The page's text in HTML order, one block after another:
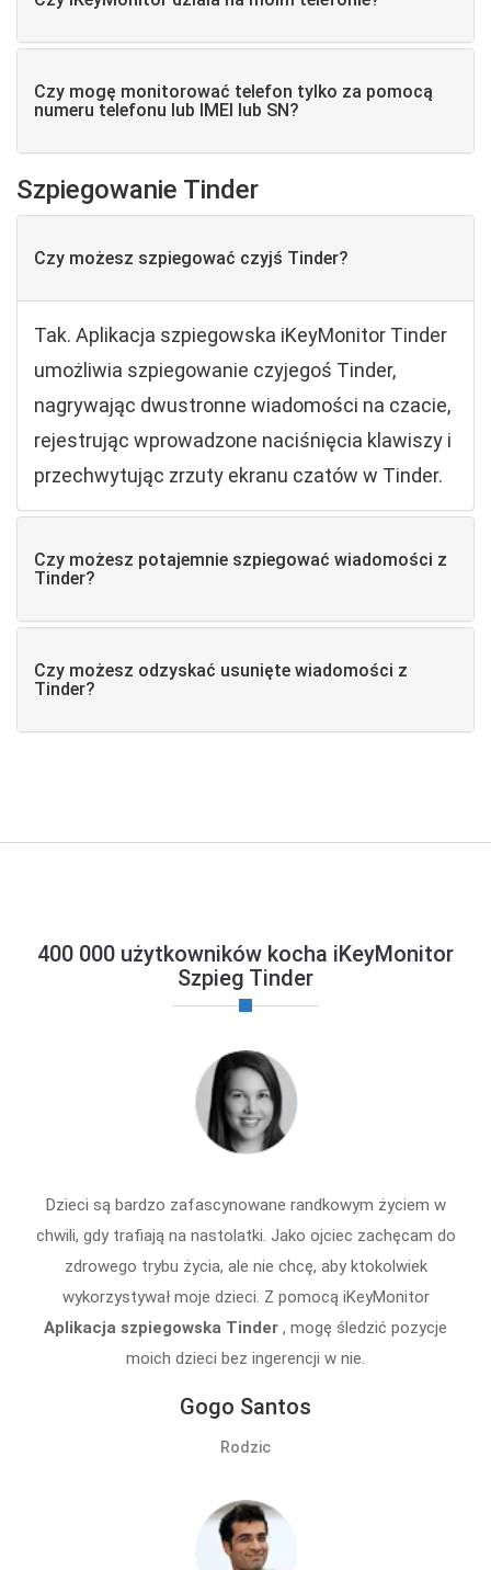
Czy mogę monitorować telefon tylko za pomocą
numeru telefonu lub IMEI lub SN?
Szpiegowanie Tinder
Czy możesz szpiegować czyjś Tinder?
Tak. Aplikacja szpiegowska iKeyMonitor Tinder
umożliwia szpiegowanie czyjegoś Tinder,
nagrywając dwustronne wiadomości na czacie,
rejestrując wprowadzone naciśnięcia klawiszy i
przechwytując zrzuty ekranu czatów w Tinder.
Czy możesz potajemnie szpiegować wiadomości z
Tinder?
Czy możesz odzyskać usunięte wiadomości z
Tinder?
400 000 użytkowników kocha iKeyMonitor
Szpieg Tinder
Dzieci są bardzo zafascynowane randkowym życiem w
chwili, gdy trafiają na nastolatki. Jako ojciec zachęcam do
zdrowego trybu życia, ale nie chcę, aby ktokolwiek
wykorzystywał moje dzieci. Z pomocą iKeyMonitor
Aplikacja szpiegowska Tinder , mogę śledzić pozycje
moich dzieci bez ingerencji w nie.
Gogo Santos
Rodzic